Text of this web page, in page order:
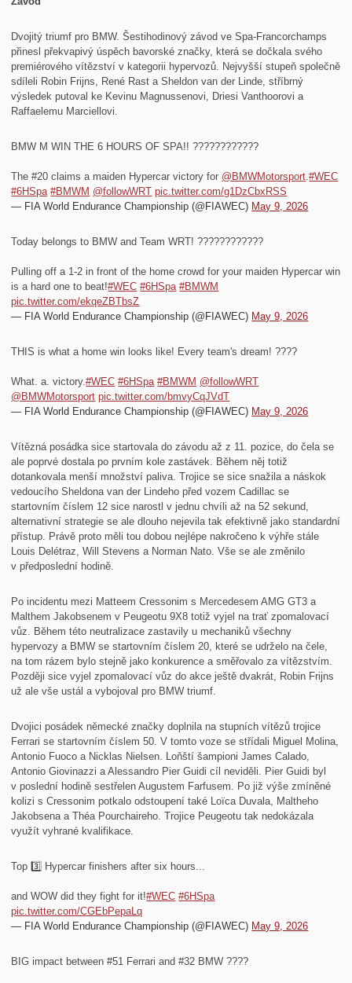
Dvojitý triumf pro BMW. Šestihodinový závod ve Spa-Francorchamps
přinesl překvapivý úspěch bavorské značky, která se dočkala svého
premiérového vítězství v kategorii hypervozů. Nejvyšší stupeň společně
sdíleli Robin Frijns, René Rast a Sheldon van der Linde, stříbrný
výsledek putoval ke Kevinu Magnussenovi, Driesi Vanthoorovi a
Raffaelemu Marciellovi.
BMW M WIN THE 6 HOURS OF SPA!! ????????????
The #20 claims a maiden Hypercar victory for @BMWMotorsport.#WEC
#6HSpa #BMWM @followWRT pic.twitter.com/g1DzCbxRSS
— FIA World Endurance Championship (@FIAWEC) May 9, 2026
Today belongs to BMW and Team WRT! ????????????
Pulling off a 1-2 in front of the home crowd for your maiden Hypercar win
is a hard one to beat!#WEC #6HSpa #BMWM
pic.twitter.com/ekqeZBTbsZ
— FIA World Endurance Championship (@FIAWEC) May 9, 2026
THIS is what a home win looks like! Every team's dream! ????
What. a. victory.#WEC #6HSpa #BMWM @followWRT
@BMWMotorsport pic.twitter.com/bmvyCqJVdT
— FIA World Endurance Championship (@FIAWEC) May 9, 2026
Vítězná posádka sice startovala do závodu až z 11. pozice, do čela se
ale poprvé dostala po prvním kole zastávek. Během něj totiž
dotankovala menší množství paliva. Trojice se sice snažila a náskok
vedoucího Sheldona van der Lindeho před vozem Cadillac se
startovním číslem 12 sice narostl v jednu chvíli až na 52 sekund,
alternativní strategie se ale dlouho nejevila tak efektivně jako standardní
přístup. Právě proto měli tou dobou nejlépe nakročeno k výhře stále
Louis Delétraz, Will Stevens a Norman Nato. Vše se ale změnilo
v předposlední hodině.
Po incidentu mezi Matteem Cressonim s Mercedesem AMG GT3 a
Malthem Jakobsenem v Peugeotu 9X8 totiž vyjel na trať zpomalovací
vůz. Během této neutralizace zastavily u mechaniků všechny
hypervozy a BMW se startovním číslem 20, které se udrželo na čele,
na tom rázem bylo stejně jako konkurence a směřovalo za vítězstvím.
Později sice vyjel zpomalovací vůz do akce ještě dvakrát, Robin Frijns
už ale vše ustál a vybojoval pro BMW triumf.
Dvojici posádek německé značky doplnila na stupních vítězů trojice
Ferrari se startovním číslem 50. V tomto voze se střídali Miguel Molina,
Antonio Fuoco a Nicklas Nielsen. Loňští šampioni James Calado,
Antonio Giovinazzi a Alessandro Pier Guidi cíl neviděli. Pier Guidi byl
v poslední hodině sestřelen Augustem Farfusem. Po již výše zmíněné
kolizi s Cressonim potkalo odstoupení také Loïca Duvala, Maltheho
Jakobsena a Théa Pourchaireho. Trojice Peugeotu tak nedokázala
využít vyhrané kvalifikace.
Top 3️⃣ Hypercar finishers after six hours...
and WOW did they fight for it!#WEC #6HSpa
pic.twitter.com/CGEbPepaLq
— FIA World Endurance Championship (@FIAWEC) May 9, 2026
BIG impact between #51 Ferrari and #32 BMW ????